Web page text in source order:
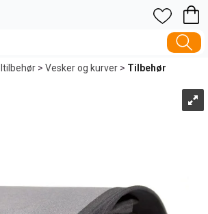
>Vesker og kurver>Tilbehør